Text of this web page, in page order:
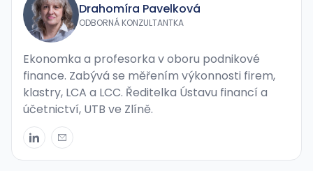
Drahomíra Pavelková
ODBORNÁ KONZULTANTKA
Ekonomka a profesorka v oboru podnikové
finance. Zabývá se měřením výkonnosti firem,
klastry, LCA a LCC. Ředitelka Ústavu financí a
účetnictví, UTB ve Zlíně.